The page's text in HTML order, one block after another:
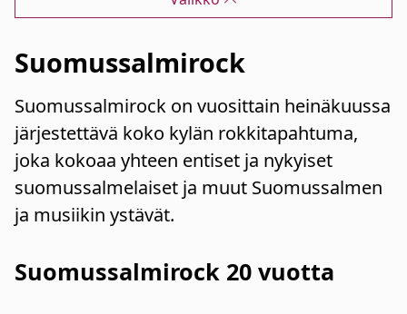
Suomussalmirock
Suomussalmirock on vuosittain heinäkuussa
järjestettävä koko kylän rokkitapahtuma,
joka kokoaa yhteen entiset ja nykyiset
suomussalmelaiset ja muut Suomussalmen
ja musiikin ystävät.
Suomussalmirock 20 vuotta